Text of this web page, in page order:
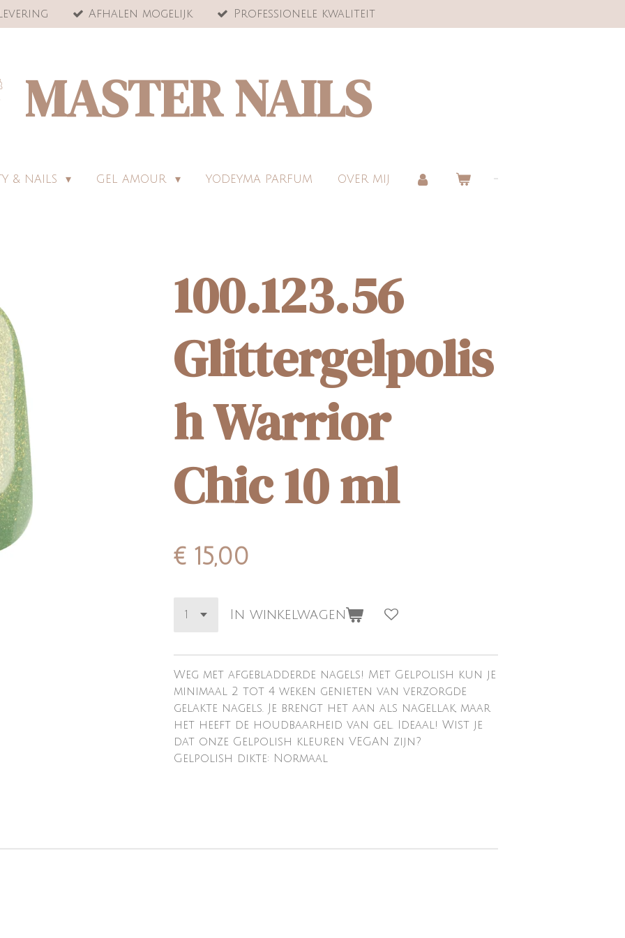
Afhalen mogelijk Professionele kwaliteit
MASTER NAILS
& NAILS GEL AMOUR YODEYMA PARFUM OVER MIJ
100.123.56
Glittergelpolis
h Warrior
Chic 10 ml
€ 15,00
In winkelwagen
Weg met afgebladderde nagels! Met Gelpolish kun je
minimaal 2 tot 4 weken genieten van verzorgde
gelakte nagels. Je brengt het aan als nagellak, maar
het heeft de houdbaarheid van gel. Ideaal! Wist je
dat onze Gelpolish kleuren VEGAN zijn?
Gelpolish dikte: Normaal